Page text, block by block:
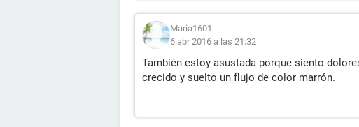
Maria1601
6 abr 2016 a las 21:32
También estoy asustada porque siento
crecido y suelto un flujo de color marrón.